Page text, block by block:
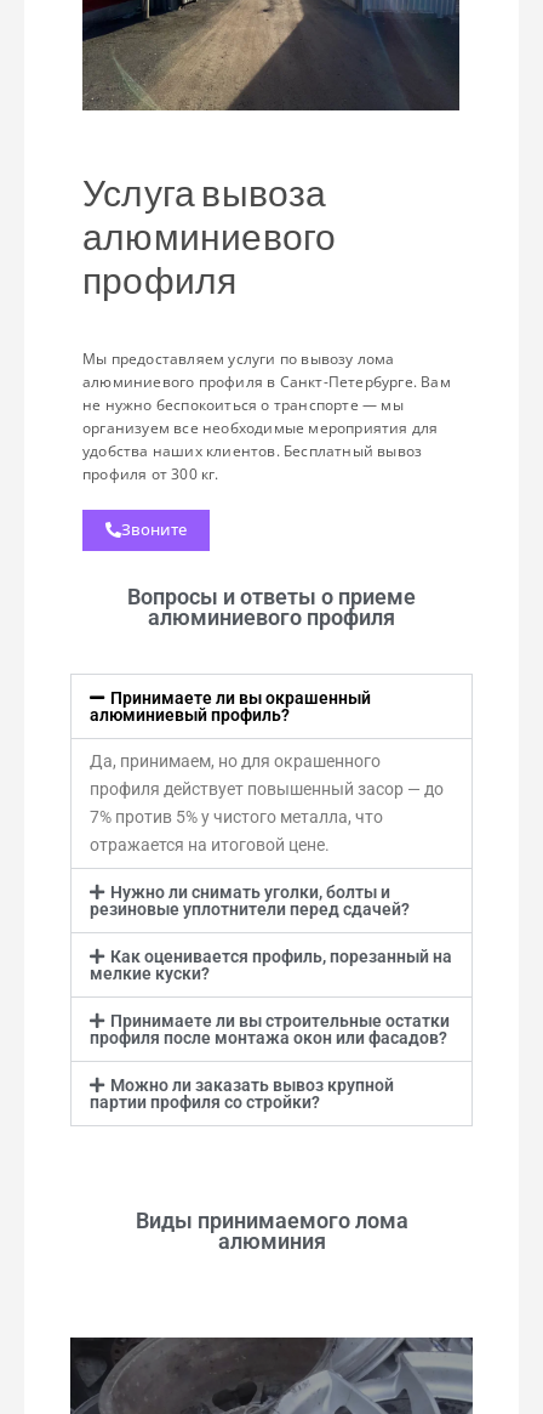
Услуга вывоза
алюминиевого
профиля
Мы предоставляем услуги по вывозу лома
алюминиевого профиля в Санкт-Петербурге. Вам
не нужно беспокоиться о транспорте — мы
организуем все необходимые мероприятия для
удобства наших клиентов. Бесплатный вывоз
профиля от 300 кг.
Звоните
Вопросы и ответы о приеме
алюминиевого профиля
Принимаете ли вы окрашенный
алюминиевый профиль?
Да, принимаем, но для окрашенного
профиля действует повышенный засор — до
7% против 5% у чистого металла, что
отражается на итоговой цене.
Нужно ли снимать уголки, болты и
резиновые уплотнители перед сдачей?
Как оценивается профиль, порезанный на
мелкие куски?
Принимаете ли вы строительные остатки
профиля после монтажа окон или фасадов?
Можно ли заказать вывоз крупной
партии профиля со стройки?
Виды принимаемого лома
алюминия